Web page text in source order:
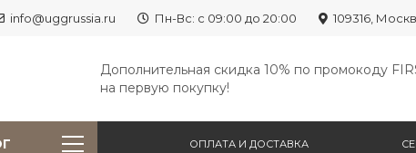
info@uggrussia.ru Пн-Вс: с 09:00 до 20:00 109316,
Дополнительная скидка 10% по промокоду
на первую покупку!
ОПЛАТА И ДОСТАВКА